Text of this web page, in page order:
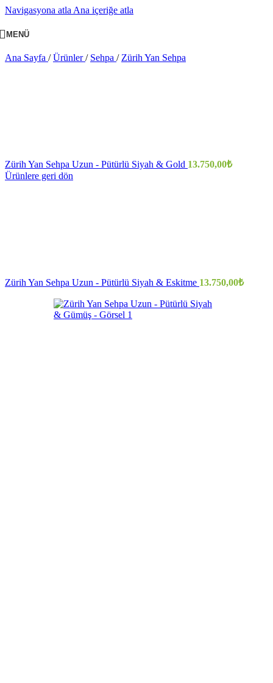
Navigasyona atla Ana içeriğe atla
MENÜ
Ana Sayfa / Ürünler/ Sehpa / Zürih Yan Sehpa
Zürih Yan Sehpa Uzun - Pütürlü Siyah & Gold 13.750,00₺
Ürünlere geri dön
Zürih Yan Sehpa Uzun - Pütürlü Siyah & Eskitme 13.750,00₺